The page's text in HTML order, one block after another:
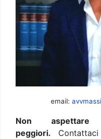
email:
Non
peggiori.